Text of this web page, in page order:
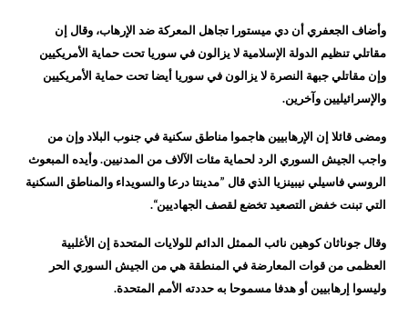
وأضاف الجعفري أن دي ميستورا تجاهل المعركة ضد الإرهاب، وقال إن
مقاتلي تنظيم الدولة الإسلامية لا يزالون في سوريا تحت حماية الأمريكيين
وإن مقاتلي جبهة النصرة لا يزالون في سوريا أيضا تحت حماية الأمريكيين
والإسرائيليين وآخرين.
ومضى قائلا إن الإرهابيين هاجموا مناطق سكنية في جنوب البلاد وإن من
واجب الجيش السوري الرد لحماية مئات الآلاف من المدنيين. وأيده المبعوث
الروسي فاسيلي نيبينزيا الذي قال ”مدينتا درعا والسويداء والمناطق السكنية
التي تبنت خفض التصعيد تخضع لقصف الجهاديين“.
وقال جوناثان كوهين نائب الممثل الدائم للولايات المتحدة إن الأغلبية
العظمى من قوات المعارضة في المنطقة هي من الجيش السوري الحر
وليسوا إرهابيين أو هدفا مسموحا به حددته الأمم المتحدة.